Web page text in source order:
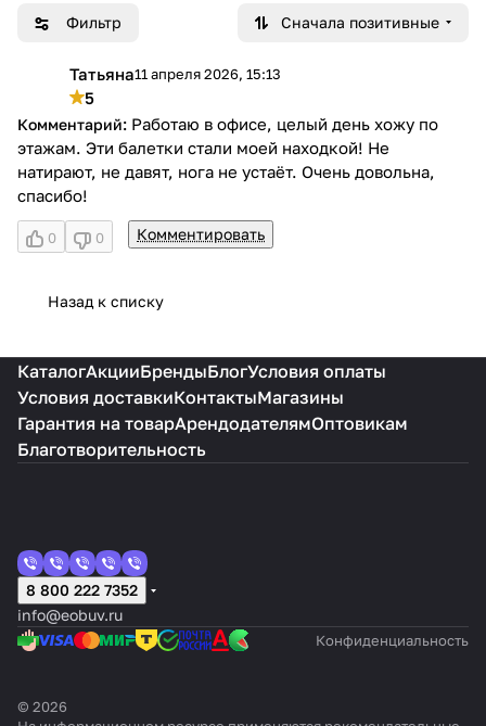
Фильтр Сначала позитивные
Татьяна11 апреля 2026, 15:13
5
Работаю в офисе, целый день хожу по
этажам. Эти балетки стали моей находкой! Не
натирают, не давят, нога не устаёт. Очень довольна,
спасибо!
0 0 Комментировать
Назад к списку
КаталогАкцииБрендыБлогУсловия оплаты
Условия доставкиКонтактыМагазины
Гарантия на товарАрендодателямОптовикам
Благотворительность
8 800 222 7352
info@eobuv.ru
Конфиденциальность
© 2026